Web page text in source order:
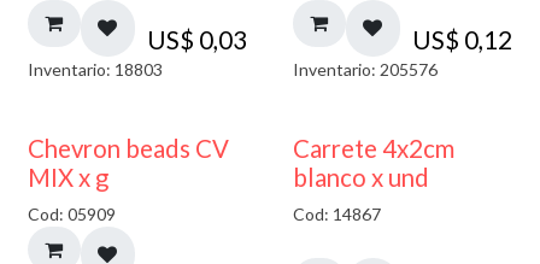
US$ 0,03
Inventario: 18803
US$ 0,12
Inventario: 205576
50% DESCUENTO
Chevron beads CV
MIX x g
Cod: 05909
Carrete 4x2cm
blanco x und
Cod: 14867